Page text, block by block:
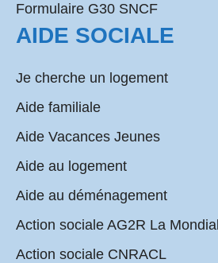
Formulaire G30 SNCF
AIDE SOCIALE
Je cherche un logement
Aide familiale
Aide Vacances Jeunes
Aide au logement
Aide au déménagement
Action sociale AG2R La
Action sociale CNRACL